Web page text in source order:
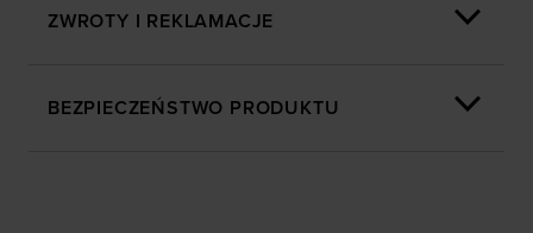
ZWROTY I REKLAMACJE
BEZPIECZEŃSTWO PRODUKTU